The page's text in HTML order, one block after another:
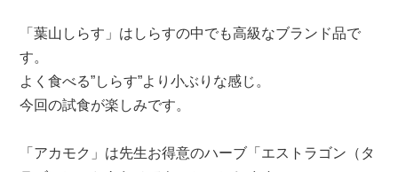
「葉山しらす」はしらすの中でも高級なブランド品で
す。
よく食べる”しらす”より小ぶりな感じ。
今回の試食が楽しみです。
「アカモク」は先生お得意のハーブ「エストラゴン（タ